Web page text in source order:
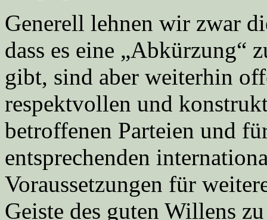
Generell lehnen wir zwar
dass es eine „Abkürzung“
gibt, sind aber weiterhin
respektvollen und
betroffenen Parteien und
entsprechenden
Voraussetzungen für
Geiste des guten Willens